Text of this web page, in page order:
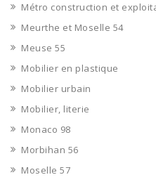
Métro construction et
Meurthe et Moselle 54
Meuse 55
Mobilier en plastique
Mobilier urbain
Mobilier, literie
Monaco 98
Morbihan 56
Moselle 57